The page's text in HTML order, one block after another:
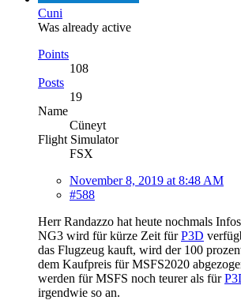
Cuni
Was already active
Points
108
Posts
19
Name
Cüneyt
Flight Simulator
FSX
November 8, 2019 at 8:48 AM
#588
Herr Randazzo hat heute nochmals
NG3 wird für kürze Zeit fürP3D
das Flugzeug kauft, wird der 100
dem Kaufpreis für MSFS2020
werden für MSFS noch teurer als für
irgendwie so an.